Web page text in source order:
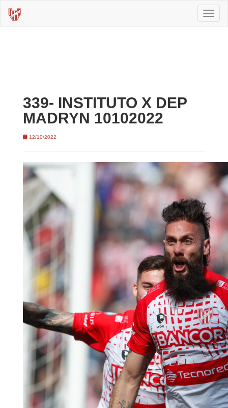
339- INSTITUTO X DEP
MADRYN 10102022
12/10/2022